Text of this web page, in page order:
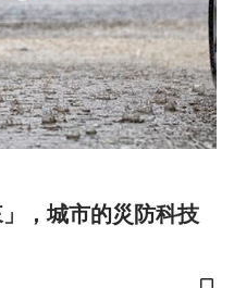
，城市的災防科技